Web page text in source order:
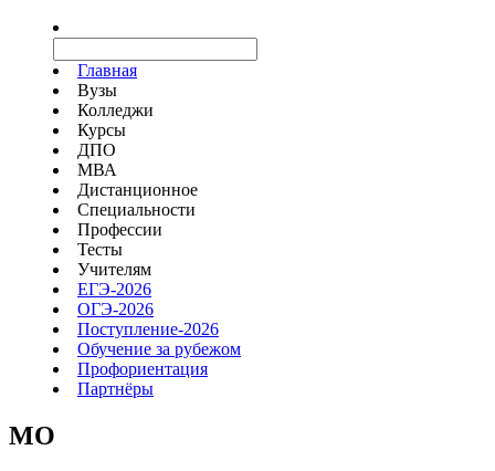
Главная
Вузы
Колледжи
Курсы
ДПО
МВА
Дистанционное
Специальности
Профессии
Тесты
Учителям
ЕГЭ-2026
ОГЭ-2026
Поступление-2026
Обучение за рубежом
Профориентация
Партнёры
MO